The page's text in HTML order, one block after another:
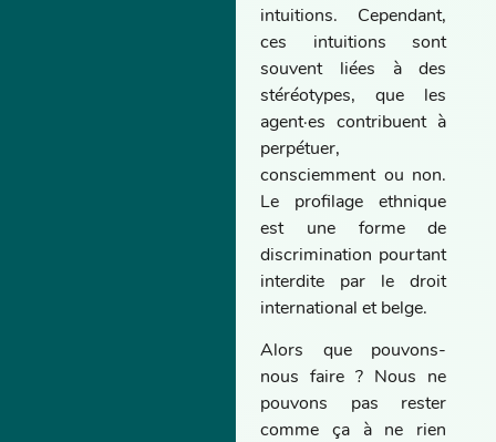
intuitions. Cependant,
ces intuitions sont
souvent liées à des
stéréotypes, que les
agent·es contribuent à
perpétuer,
consciemment ou non.
Le profilage ethnique
est une forme de
discrimination pourtant
interdite par le droit
international et belge.
Alors que pouvons-
nous faire ? Nous ne
pouvons pas rester
comme ça à ne rien